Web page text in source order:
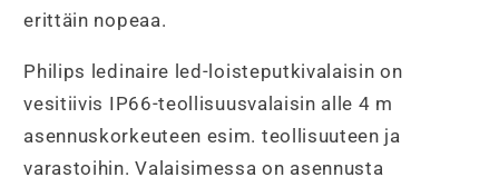
erittäin nopeaa.
Philips ledinaire led-loisteputkivalaisin on
vesitiivis IP66-teollisuusvalaisin alle 4 m
asennuskorkeuteen esim. teollisuuteen ja
varastoihin. Valaisimessa on asennusta